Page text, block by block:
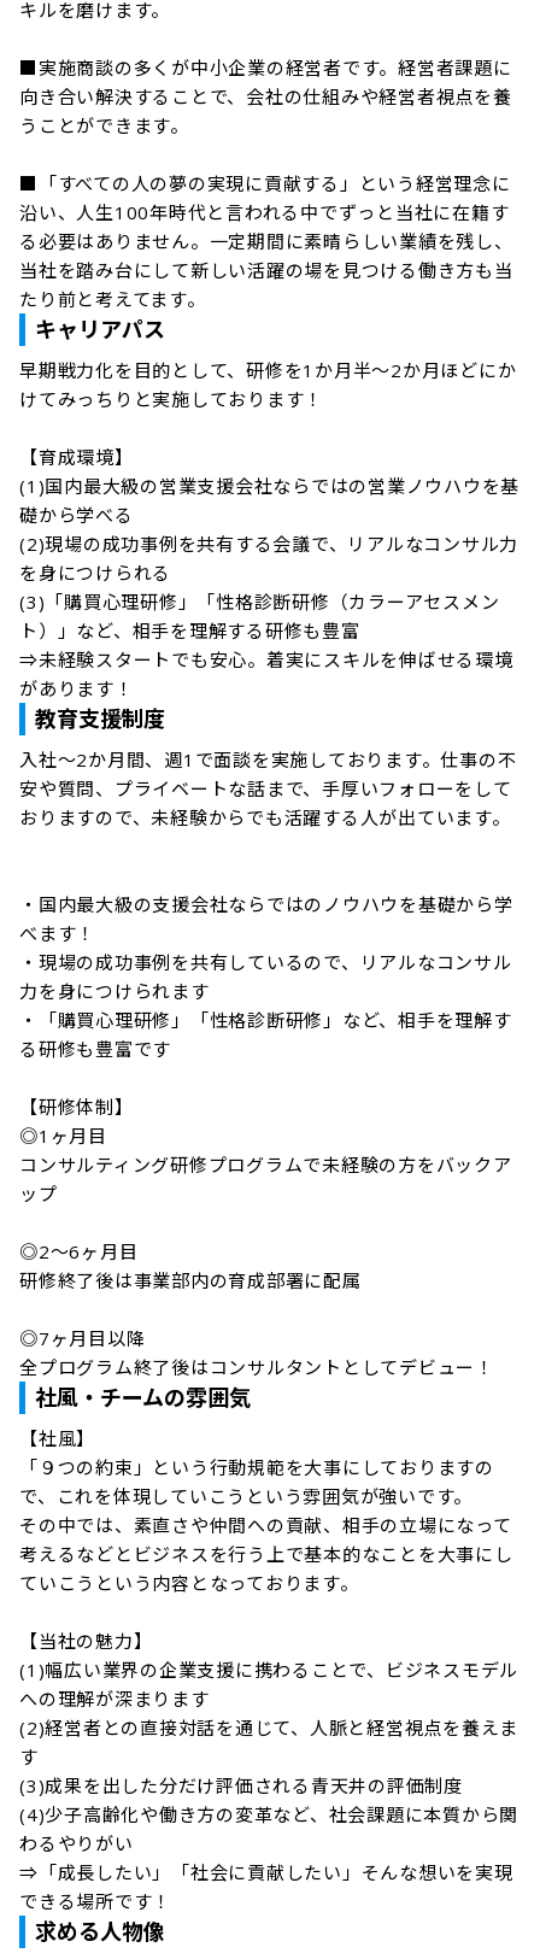
キルを磨けます。
■実施商談の多くが中小企業の経営者です。経営者課題に
向き合い解決することで、会社の仕組みや経営者視点を養
うことができます。
■「すべての人の夢の実現に貢献する」という経営理念に
沿い、人生100年時代と言われる中でずっと当社に在籍す
る必要はありません。一定期間に素晴らしい業績を残し、
当社を踏み台にして新しい活躍の場を見つける働き方も当
たり前と考えてます。
キャリアパス
早期戦力化を目的として、研修を1か月半～2か月ほどにか
けてみっちりと実施しております！
【育成環境】
(1)国内最大級の営業支援会社ならではの営業ノウハウを基
礎から学べる
(2)現場の成功事例を共有する会議で、リアルなコンサル力
を身につけられる
(3)「購買心理研修」「性格診断研修（カラーアセスメン
ト）」など、相手を理解する研修も豊富
⇒未経験スタートでも安心。着実にスキルを伸ばせる環境
があります！
教育支援制度
入社～2か月間、週1で面談を実施しております。仕事の不
安や質問、プライベートな話まで、手厚いフォローをして
おりますので、未経験からでも活躍する人が出ています。
・国内最大級の支援会社ならではのノウハウを基礎から学
べます！
・現場の成功事例を共有しているので、リアルなコンサル
力を身につけられます
・「購買心理研修」「性格診断研修」など、相手を理解す
る研修も豊富です
【研修体制】
◎1ヶ月目
コンサルティング研修プログラムで未経験の方をバックア
ップ
◎2～6ヶ月目
研修終了後は事業部内の育成部署に配属
◎7ヶ月目以降
全プログラム終了後はコンサルタントとしてデビュー！
社風・チームの雰囲気
【社風】
「９つの約束」という行動規範を大事にしておりますの
で、これを体現していこうという雰囲気が強いです。
その中では、素直さや仲間への貢献、相手の立場になって
考えるなどとビジネスを行う上で基本的なことを大事にし
ていこうという内容となっております。
【当社の魅力】
(1)幅広い業界の企業支援に携わることで、ビジネスモデル
への理解が深まります
(2)経営者との直接対話を通じて、人脈と経営視点を養えま
す
(3)成果を出した分だけ評価される青天井の評価制度
(4)少子高齢化や働き方の変革など、社会課題に本質から関
わるやりがい
⇒「成長したい」「社会に貢献したい」そんな想いを実現
できる場所です！
求める人物像